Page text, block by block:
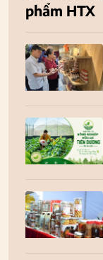
phẩm HTX